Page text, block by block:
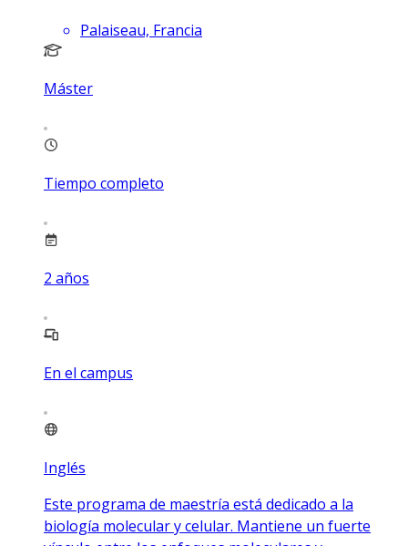
Palaiseau, Francia
Máster
Tiempo completo
2 años
En el campus
Inglés
Este programa de maestría está dedicado a la
biología molecular y celular. Mantiene un fuerte